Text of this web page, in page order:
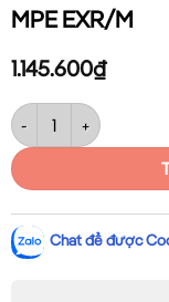
MPE EXR/M
1.145.600₫
Đèn LED Exit đa năng
Chat để được